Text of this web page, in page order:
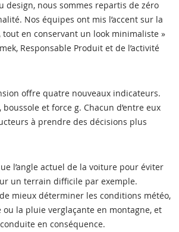
design, nous sommes repartis de zéro
Nos équipes ont mis l’accent sur la
en conservant un look minimaliste »
Responsable Produit et de l’activité
offre quatre nouveaux indicateurs.
et force g. Chacun d’entre eux
à prendre des décisions plus
l’angle actuel de la voiture pour éviter
un terrain difficile par exemple.
mieux déterminer les conditions météo,
la pluie verglaçante en montagne, et
en conséquence.